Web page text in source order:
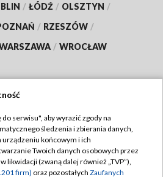
/ ŁÓDŹ / OLSZTYN /
/ RZESZÓW /
/ WROCŁAW
TVP
TVP
prywatności
serwisu", aby wyrazić zgody na
śledzenia i zbierania danych,
urządzeniu końcowym i ich
Twoich danych osobowych przez
likwidacji (zwaną dalej również „TVP”),
firm) oraz pozostałych Zaufanych